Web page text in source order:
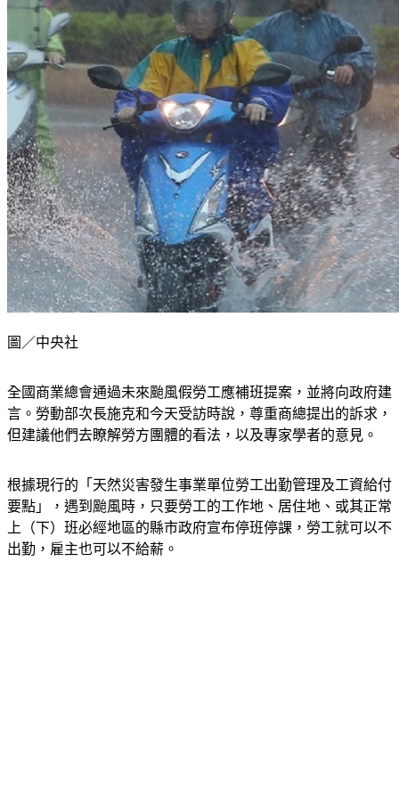
全國商業總會通過未來颱風假勞工應補班提案，並將向政府建
言。勞動部次長施克和今天受訪時說，尊重商總提出的訴求，
根據現行的「天然災害發生事業單位勞工出勤管理及工資給付
要點」，遇到颱風時，只要勞工的工作地、居住地、或其正常
上（下）班必經地區的縣市政府宣布停班停課，勞工就可以不